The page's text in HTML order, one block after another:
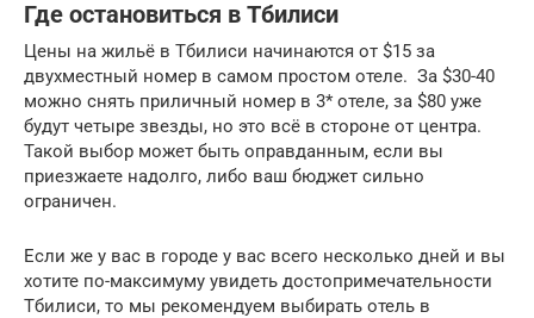
Где остановиться в Тбилиси
Цены на жильё в Тбилиси начинаются от $15 за
двухместный номер в самом простом отеле. За $30-40
можно снять приличный номер в 3* отеле, за $80 уже
будут четыре звезды, но это всё в стороне от центра.
Такой выбор может быть оправданным, если вы
приезжаете надолго, либо ваш бюджет сильно
ограничен.
Если же у вас в городе у вас всего несколько дней и вы
хотите по-максимуму увидеть достопримечательности
Тбилиси, то мы рекомендуем выбирать отель в